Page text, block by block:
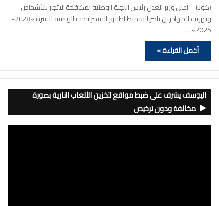
(كونا) – أعلن وزير العدل رئيس اللجنة الوطنية لمكافحة الاتجار بالأشخاص
وتهريب المهاجرين ناصر السميط إطلاق الاستراتيجية الوطنية للفترة «2028-
2025»…
أكمل القراءة »
اليوسف يشرف على ضبط مواقع لتخزين الألعاب النارية بصورة
مخالفة ودون ترخيص